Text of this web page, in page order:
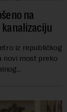
na
kanalizaciju
iz republičkog
novi most preko